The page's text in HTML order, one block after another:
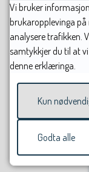
Sist endret
Vi bruker
brukaropplevinga
analysere trafikken.
samtykkjer du til at
denne erklæringa.
Kun
Godta alle